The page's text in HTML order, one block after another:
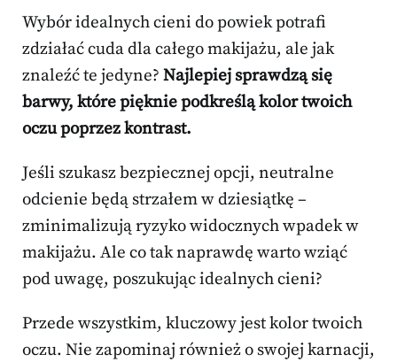
Wybór idealnych cieni do powiek potrafi
zdziałać cuda dla całego makijażu, ale jak
znaleźć te jedyne? Najlepiej sprawdzą się
barwy, które pięknie podkreślą kolor twoich
oczu poprzez kontrast.
Jeśli szukasz bezpiecznej opcji, neutralne
odcienie będą strzałem w dziesiątkę –
zminimalizują ryzyko widocznych wpadek w
makijażu. Ale co tak naprawdę warto wziąć
pod uwagę, poszukując idealnych cieni?
Przede wszystkim, kluczowy jest kolor twoich
oczu. Nie zapominaj również o swojej karnacji,